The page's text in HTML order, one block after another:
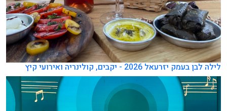
לילה לבן בעמק יזרעאל 2026 - יקבים, קולינריה ואירועי קיץ